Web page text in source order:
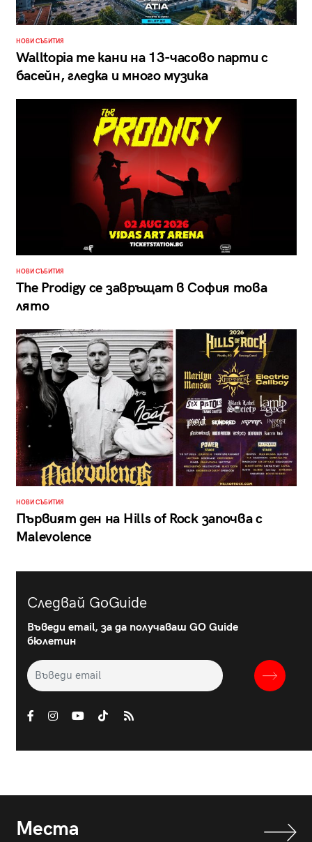
НОВИ СЪБИТИЯ
Walltopia те кани на 13-часово парти с
басейн, гледка и много музика
НОВИ СЪБИТИЯ
The Prodigy се завръщат в София това
лято
НОВИ СЪБИТИЯ
Първият ден на Hills of Rock започва с
Malevolence
Следвай GoGuide
Въведи email, за да получаваш GO Guide
бюлетин
Места